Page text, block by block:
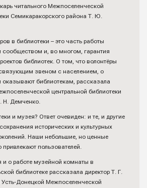
читального Межпоселенческой
Семикаракорского района Т. Ю.
в библиотеки – это часть работы
сообществом и, во многом, гарантия
библиотек. О том, что волонтёры
звеном с населением, о
библиотекам, рассказала
центральной библиотеки
Н. Демченко.
и музея? Ответ очевиден: и те, и другие
исторических и культурных
Наши небольшие, но ценные
пользователей.
и о работе музейной комнаты в
библиотеке рассказала директор Т. Г.
Донецкой Межпоселенческой